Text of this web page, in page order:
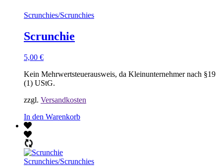
Scrunchies/Scrunchies
Scrunchie
5,00 €
Kein Mehrwertsteuerausweis, da Kleinunternehmer nach §19
(1) UStG.
zzgl. Versandkosten
In den Warenkorb
Scrunchies/Scrunchies